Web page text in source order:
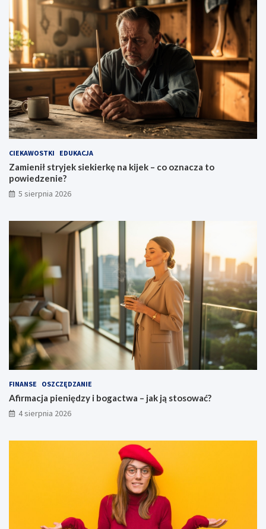
e
?
CIEKAWOSTKI EDUKACJA
Zamienił stryjek siekierkę na kijek – co oznacza to
powiedzenie?
5 sierpnia 2026
FINANSE OSZCZĘDZANIE
Afirmacja pieniędzy i bogactwa – jak ją stosować?
4 sierpnia 2026